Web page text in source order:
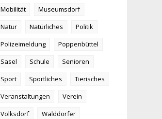
Mobilität
Museumsdorf
Natur
Natürliches
Politik
Polizeimeldung
Poppenbüttel
Sasel
Schule
Senioren
Sport
Sportliches
Tierisches
Veranstaltungen
Verein
Volksdorf
Walddörfer